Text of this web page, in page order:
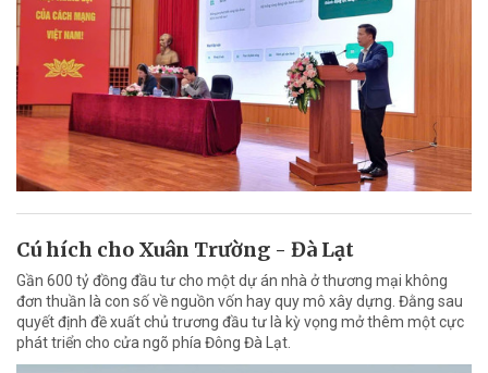
Cú hích cho Xuân Trường - Đà Lạt
Gần 600 tỷ đồng đầu tư cho một dự án nhà ở thương mại không
đơn thuần là con số về nguồn vốn hay quy mô xây dựng. Đằng sau
quyết định đề xuất chủ trương đầu tư là kỳ vọng mở thêm một cực
phát triển cho cửa ngõ phía Đông Đà Lạt.